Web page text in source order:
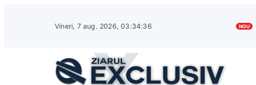
Vineri, 7 aug. 2026, 03:34:37 NOU